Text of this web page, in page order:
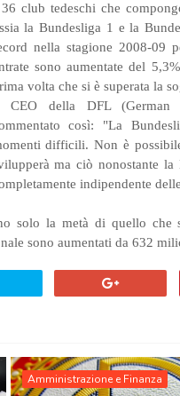
club tedeschi che
la Bundesliga 1 e la
nella stagione 2008-
sono aumentate del
volta che si è superata la
CEO della DFL (German
così: "La
difficili. Non è
ma ciò nonostante
indipendente
solo la metà di quello che
sono aumentati da 632
Amministrazione e Finanza